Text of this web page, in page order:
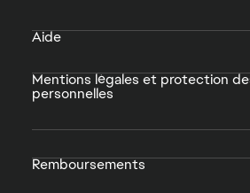
Aide
Mentions légales et protection
personnelles
Remboursements